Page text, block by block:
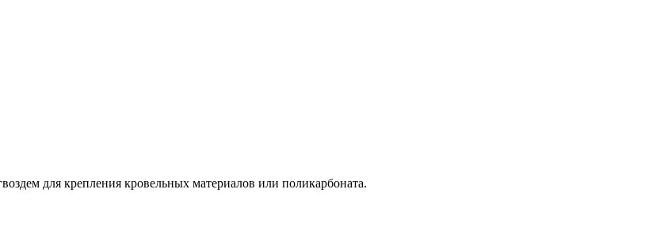
для крепления кровельных материалов или поликарбоната.